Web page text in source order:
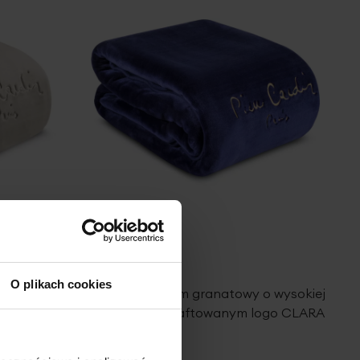
O plikach cookies
z
Koc 220x240 cm granatowy o wysokiej
gramaturze z haftowanym logo CLARA